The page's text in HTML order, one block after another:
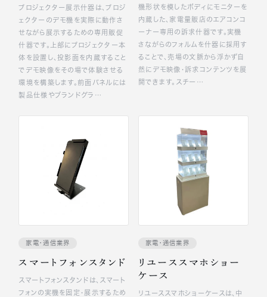
プロジェクター展示什器は、プロジ
ェクターのデモ機を実際に動作さ
せながら展示するための専用販促
什器です。上部にプロジェクター本
体を設置し、投影面を内蔵すること
でデモ映像をその場で体験させる
環境を構築します。前面パネルには
製品仕様やブランドグラ…
機形状を模したボディにモニターを
内蔵した、家電量販店のエアコンコ
ーナー専用の訴求什器です。実機
さながらのフォルムを什器に採用す
ることで、売場の文脈から浮かず自
然にデモ映像・訴求コンテンツを展
開できます。スチー…
家電・通信業界
スマートフォンスタンド
スマートフォンスタンドは、スマート
フォンの実機を固定・展示するため
家電・通信業界
リユーススマホショー
ケース
リユーススマホショーケースは、中